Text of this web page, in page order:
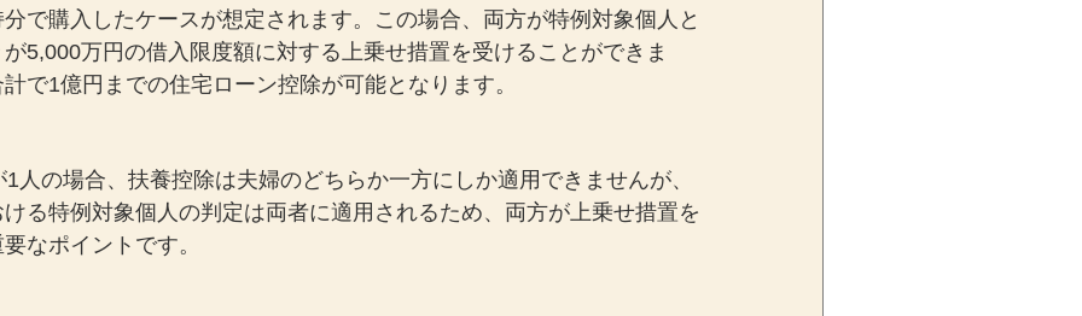
で購入したケースが想定されます。この場合、両方が特例対象個人と
5,000万円の借入限度額に対する上乗せ措置を受けることができま
で1億円までの住宅ローン控除が可能となります。
人の場合、扶養控除は夫婦のどちらか一方にしか適用できませんが、
る特例対象個人の判定は両者に適用されるため、両方が上乗せ措置を
なポイントです。